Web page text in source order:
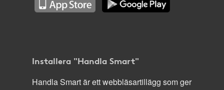
Installera "Handla Smart"
Handla Smart är ett webbläsartillägg som ger